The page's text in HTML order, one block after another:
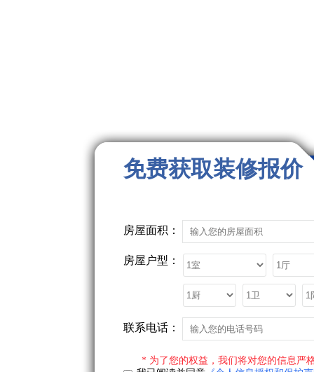
免费获取装修报价
房屋面积：
房屋户型：
联系电话：
* 为了您的权益，我们将对您的信息严